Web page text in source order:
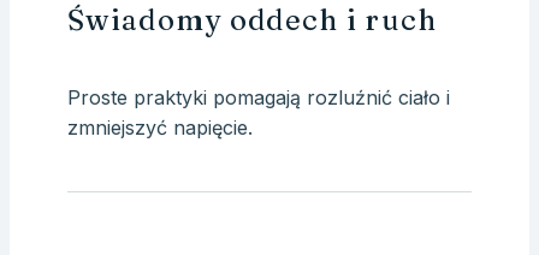
Świadomy oddech i ruch
Proste praktyki pomagają rozluźnić ciało i
zmniejszyć napięcie.